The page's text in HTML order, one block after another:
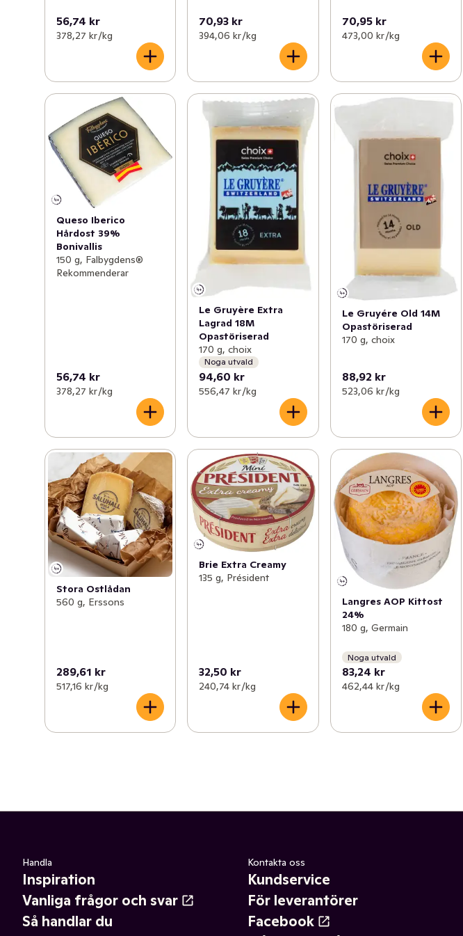
56,74 kr
378,27 kr /kg
70,93 kr
394,06 kr /kg
70,95 kr
473,00 kr /kg
Queso Iberico
Hårdost 39%
Bonivallis
150 g, Falbygdens®
Rekommenderar
56,74 kr
378,27 kr /kg
Le Gruyère Extra
Lagrad 18M
Opastöriserad
170 g, choix
Noga utvald
94,60 kr
556,47 kr /kg
Le Gruyére Old 14M
Opastöriserad
170 g, choix
88,92 kr
523,06 kr /kg
Stora Ostlådan
560 g, Erssons
289,61 kr
517,16 kr /kg
Brie Extra Creamy
135 g, Président
32,50 kr
240,74 kr /kg
Langres AOP Kittost
24%
180 g, Germain
Noga utvald
83,24 kr
462,44 kr /kg
Handla
Inspiration
Vanliga frågor och svar
Så handlar du
Kontakta oss
Kundservice
För leverantörer
Facebook